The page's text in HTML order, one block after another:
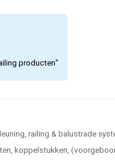
producten"
railing & balustrade
koppelstukken,